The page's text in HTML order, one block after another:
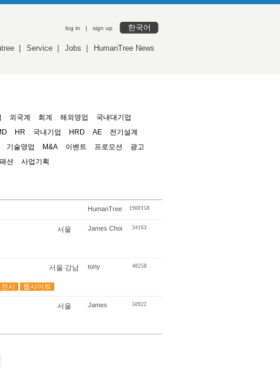
log in | sign up 한국어
Service Jobs HumanTree News
외국계 회계 해외영업
국내대기업
HR 국내기업 HRD AE
전기설계
기술영업 M&A 이벤트 프로모션
광고
패션 사업기획
HumanTree 1900158
서울 James Choi 34163
서울 강남 tony 48258
시 웹사이트
서울 James 50922